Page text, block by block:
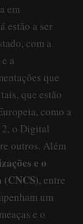
em
estão a ser
com a
a
que
que estão
como a
2, o Digital
outros. Além
e o
, entre
um
e o